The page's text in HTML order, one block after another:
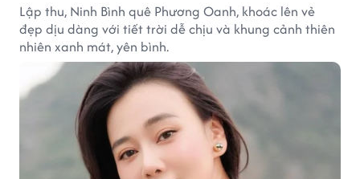
Lập thu, Ninh Bình quê Phương Oanh, khoác lên vẻ
đẹp dịu dàng với tiết trời dễ chịu và khung cảnh thiên
nhiên xanh mát, yên bình.